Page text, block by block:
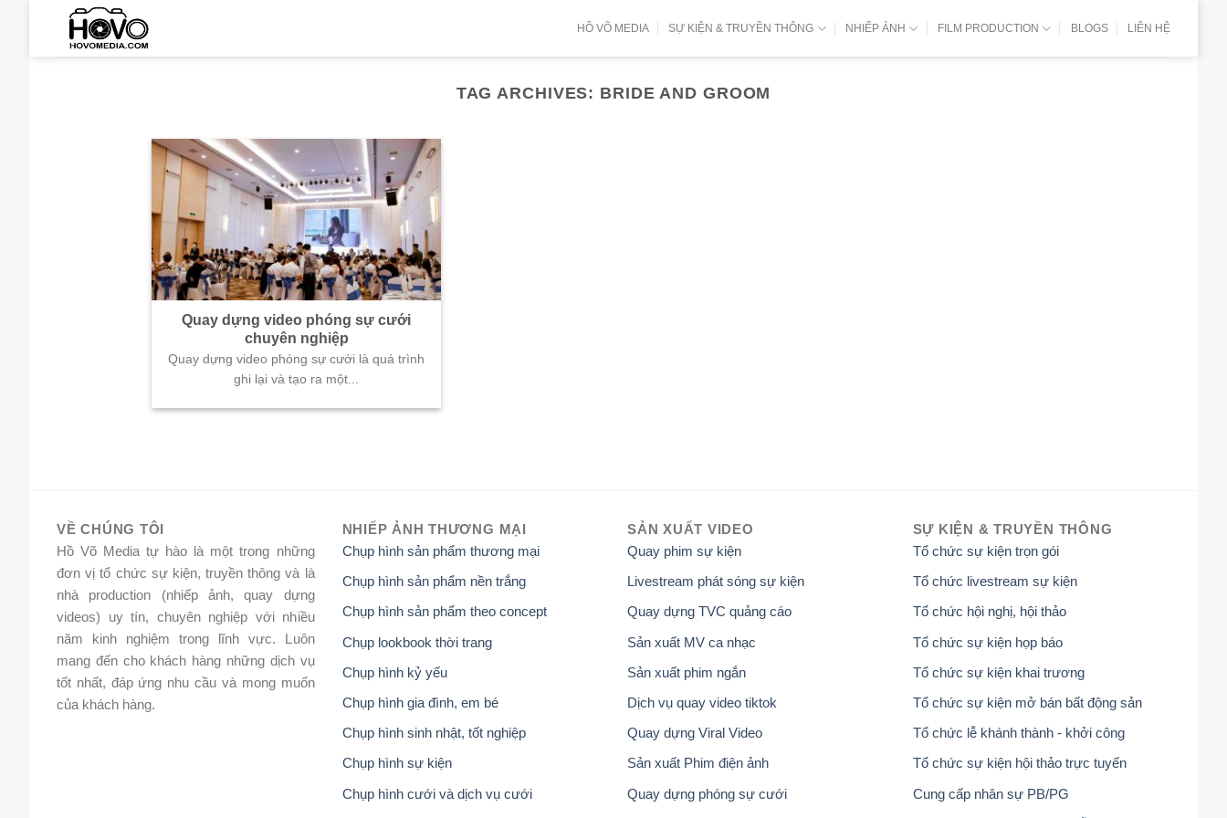
content
HỒ VÕ MEDIA SỰ KIỆN & TRUYỀN THÔNG NHIẾP ẢNH FILM PRODUCTION BLOGS LIÊN HỆ
TAG ARCHIVES: BRIDE AND GROOM
Quay dựng video phóng sự cưới
chuyên nghiệp
Quay dựng video phóng sự cưới là quá trình
ghi lại và tạo ra một...
VỀ CHÚNG TÔI
Hồ Võ Media tự hào là một trong những
đơn vị tổ chức sự kiện, truyền thông và là
nhà production (nhiếp ảnh, quay dựng
videos) uy tín, chuyên nghiệp với nhiều
năm kinh nghiệm trong lĩnh vực. Luôn
mang đến cho khách hàng những dịch vụ
tốt nhất, đáp ứng nhu cầu và mong muốn
của khách hàng.
NHIẾP ẢNH THƯƠNG MẠI
Chụp hình sản phẩm thương mại
Chụp hình sản phẩm nền trắng
Chụp hình sản phẩm theo concept
Chụp lookbook thời trang
Chụp hình kỷ yếu
Chụp hình gia đình, em bé
Chụp hình sinh nhật, tốt nghiệp
Chụp hình sự kiện
Chụp hình cưới và dịch vụ cưới
SẢN XUẤT VIDEO
Quay phim sự kiện
Livestream phát sóng sự kiện
Quay dựng TVC quảng cáo
Sản xuất MV ca nhạc
Sản xuất phim ngắn
Dịch vụ quay video tiktok
Quay dựng Viral Video
Sản xuất Phim điện ảnh
Quay dựng phóng sự cưới
SỰ KIỆN & TRUYỀN THÔNG
Tổ chức sự kiện trọn gói
Tổ chức livestream sự kiện
Tổ chức hội nghị, hội thảo
Tổ chức sự kiện họp báo
Tổ chức sự kiện khai trương
Tổ chức sự kiện mở bán bất động sản
Tổ chức lễ khánh thành - khởi công
Tổ chức sự kiện hội thảo trực tuyến
Cung cấp nhân sự PB/PG